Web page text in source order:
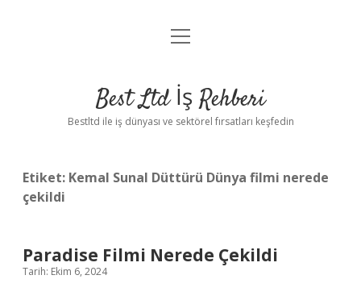
Anasayfa
Yasal Uyarı
menüyü
Best Ltd İş Rehberi
Bestltd ile iş dünyası ve sektörel fırsatları keşfedin
Etiket: Kemal Sunal Düttürü Dünya filmi nerede
çekildi
Paradise Filmi Nerede Çekildi
Tarih: Ekim 6, 2024